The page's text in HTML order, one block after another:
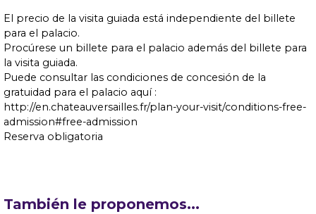
El precio de la visita guiada está independiente del billete
para el palacio.
Procúrese un billete para el palacio además del billete para
la visita guiada.
Puede consultar las condiciones de concesión de la
gratuidad para el palacio aquí :
http://en.chateauversailles.fr/plan-your-visit/conditions-free-
admission#free-admission
Reserva obligatoria
También le proponemos...